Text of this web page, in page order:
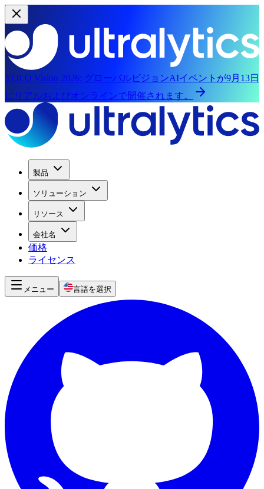
YOLO Vision 2026: グローバルビジョンAIイベントが9月13日
にリアルおよびオンラインで開催されます。
製品
ソリューション
リソース
会社名
価格
ライセンス
メニュー 言語を選択